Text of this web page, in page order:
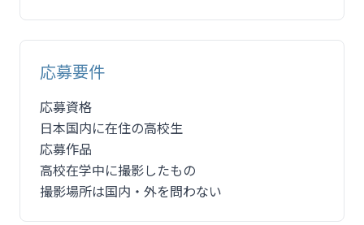
応募要件
応募資格
日本国内に在住の高校生
応募作品
高校在学中に撮影したもの
撮影場所は国内・外を問わない